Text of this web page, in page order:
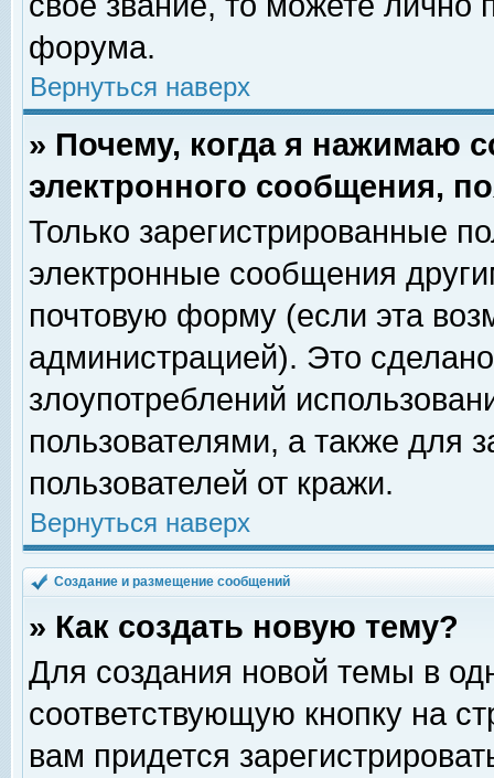
форума.
Вернуться наверх
» Почему, когда я нажимаю
электронного сообщения,
Только зарегистрированные
электронные сообщения
почтовую форму (если эта
администрацией). Это
злоупотреблений
пользователями, а также для
пользователей от кражи.
Вернуться наверх
Создание и размещение сообщений
» Как создать новую тему?
Для создания новой темы в
соответствующую кнопку на
вам придется